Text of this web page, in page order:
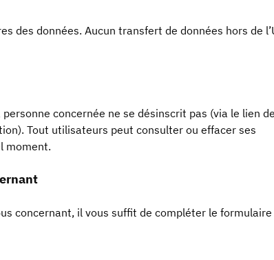
des données. Aucun transfert de données hors de
concernée ne se désinscrit pas (via le lien de
Tout utilisateurs peut consulter ou effacer ses
moment.
concernant, il vous suffit de compléter le formulaire